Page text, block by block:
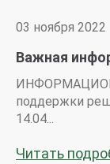
03 ноября 2022
Важная
поддержке
поддержки
14.04...
Читать